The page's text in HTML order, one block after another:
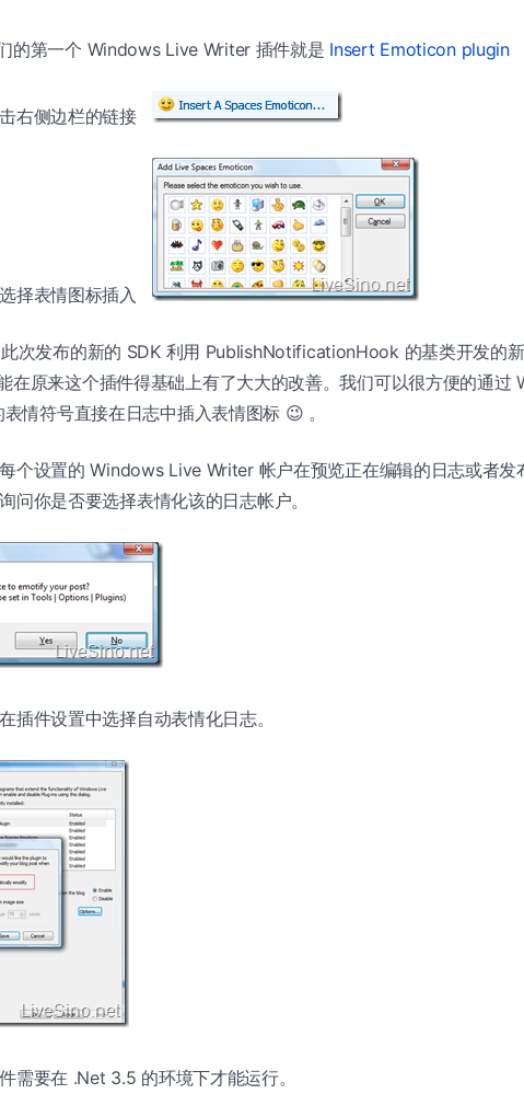
的第一个 Windows Live Writer 插件就是 Insert Emoticon plugin
右侧边栏的链接
择表情图标插入
次发布的新的 SDK 利用 PublishNotificationHook 的基类开发的
在原来这个插件得基础上有了大大的改善。我们可以很方便的通过
情符号直接在日志中插入表情图标 😉 。
个设置的 Windows Live Writer 帐户在预览正在编辑的日志或者发
问你是否要选择表情化该的日志帐户。
插件设置中选择自动表情化日志。
需要在 .Net 3.5 的环境下才能运行。